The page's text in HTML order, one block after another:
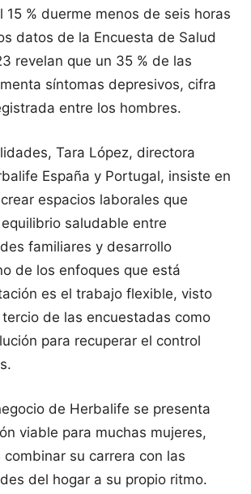
15 % duerme menos de seis horas
datos de la Encuesta de Salud
revelan que un 35 % de las
síntomas depresivos, cifra
entre los hombres.
Tara López, directora
España y Portugal, insiste en
espacios laborales que
saludable entre
familiares y desarrollo
de los enfoques que está
es el trabajo flexible, visto
de las encuestadas como
para recuperar el control
de Herbalife se presenta
viable para muchas mujeres,
su carrera con las
del hogar a su propio ritmo.